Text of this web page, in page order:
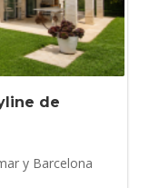
de
y Barcelona